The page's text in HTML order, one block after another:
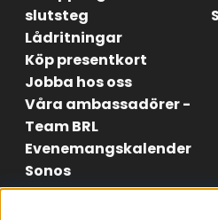
slutsteg
Lådritningar
Köp presentkort
Jobba hos oss
Våra ambassadörer -
Team BRL
Evenemangskalender
Sonos